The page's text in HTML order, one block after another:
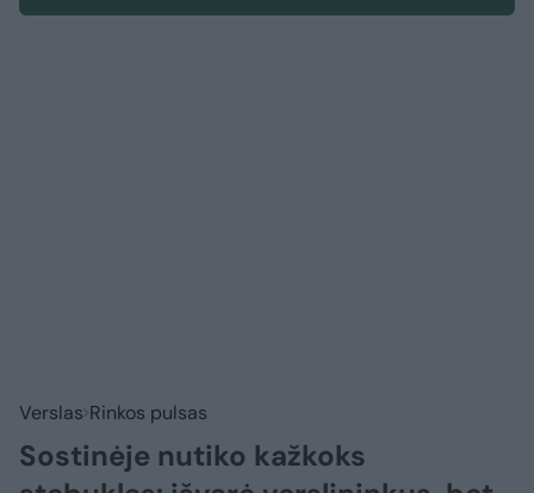
Verslas Rinkos pulsas
Sostinėje nutiko kažkoks